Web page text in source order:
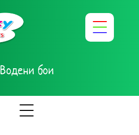
Водени бои